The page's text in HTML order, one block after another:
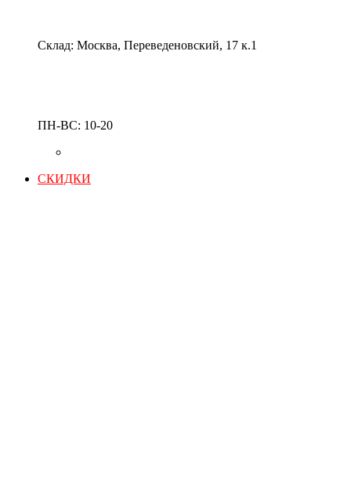
Склад: Москва, Переведеновский, 17 к.1
ПН-ВС: 10-20
СКИДКИ